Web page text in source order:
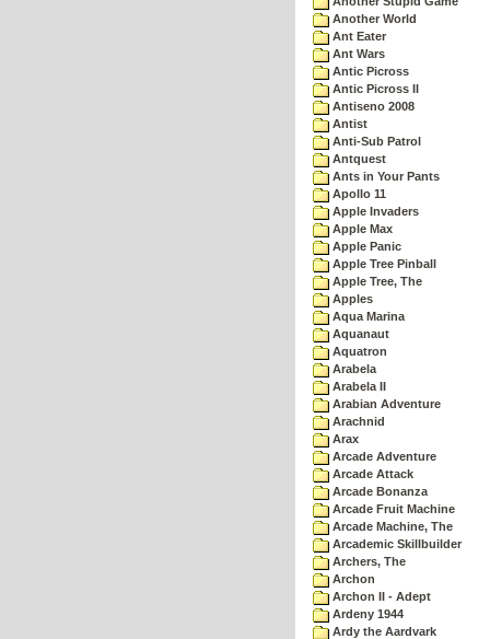
Another World
Ant Eater
Ant Wars
Antic Picross
Antic Picross II
Antiseno 2008
Antist
Anti-Sub Patrol
Antquest
Ants in Your Pants
Apollo 11
Apple Invaders
Apple Max
Apple Panic
Apple Tree Pinball
Apple Tree, The
Apples
Aqua Marina
Aquanaut
Aquatron
Arabela
Arabela II
Arabian Adventure
Arachnid
Arax
Arcade Adventure
Arcade Attack
Arcade Bonanza
Arcade Fruit Machine
Arcade Machine, The
Arcademic Skillbuilder
Archers, The
Archon
Archon II - Adept
Ardeny 1944
Ardy the Aardvark